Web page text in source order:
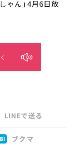
ゃん」4月6日放
LINEで送る
ブクマ